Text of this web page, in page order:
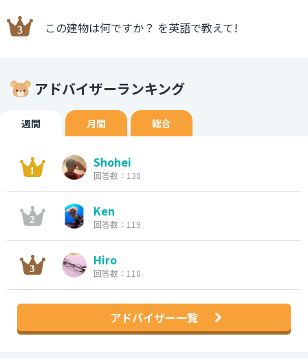
この建物は何ですか？ を英語で教えて!
アドバイザーランキング
週間 月間 総合
Shohei
回答数：138
Ken
回答数：119
Hiro
回答数：110
アドバイザー一覧